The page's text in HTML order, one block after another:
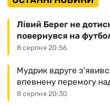
8 серпня 20:56
Лівий Берег не
повернувся на
8 серпня 20:30
Мудрик вдруге
впевнену перемогу